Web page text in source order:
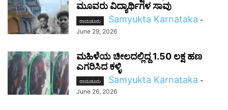
ಮೂವರು ವಿದ್ಯಾರ್ಥಿಗಳ ಸಾವು
ರಾಯಚೂರು Samyukta Karnataka -
June 29, 2026
ಮಹಿಳೆಯ ಚೀಲದಲ್ಲಿದ್ದ 1.50 ಲಕ್ಷ ಹಣ
ಎಗರಿಸಿದ ಕಳ್ಳಿ
ರಾಯಚೂರು Samyukta Karnataka -
June 26, 2026